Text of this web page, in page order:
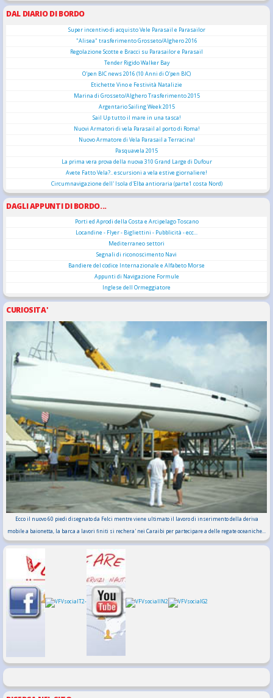
DAL DIARIO DI BORDO
Super incentivo di acquisto Vele Parasail e Parasailor
"Alisea" trasferimento Grosseto/Alghero 2016
Regolazione Scotte e Bracci su Parasailor e Parasail
Tender Rigido Walker Bay
O'pen BIC news 2016 (10 Anni di O'pen BIC)
Etichette Vino e Festività Natalizie
Marina di Grosseto/Alghero Trasferimento 2015
Argentario Sailing Week 2015
Sail Up tutto il mare in una tasca!
Nuovi Armatori di vela Parasail al porto di Roma!
Nuovo Armatore di Vela Parasail a Terracina!
Pasquavela 2015
La prima vera prova della nuova 310 Grand Large di Dufour
Avete Fatto Vela?.. escursioni a vela estive giornaliere!
Circumnavigazione dell' Isola d'Elba antioraria (parte1 costa Nord)
DAGLI APPUNTI DI BORDO...
Porti ed Aprodi della Costa e Arcipelago Toscano
Locandine - Flyer - Bigliettini - Pubblicità - ecc...
Mediterraneo settori
Segnali di riconoscimento Navi
Bandiere del codice Internazionale e Alfabeto Morse
Appunti di Navigazione Formule
Inglese dell Ormeggiatore
CURIOSITA'
Ecco il nuovo 60 piedi disegnato da Felci mentre viene ultimato il lavoro di inserimento della deriva
mobile a baionetta, la barca a lavori finiti si rechera' nei Caraibi per partecipare a delle regate oceaniche...